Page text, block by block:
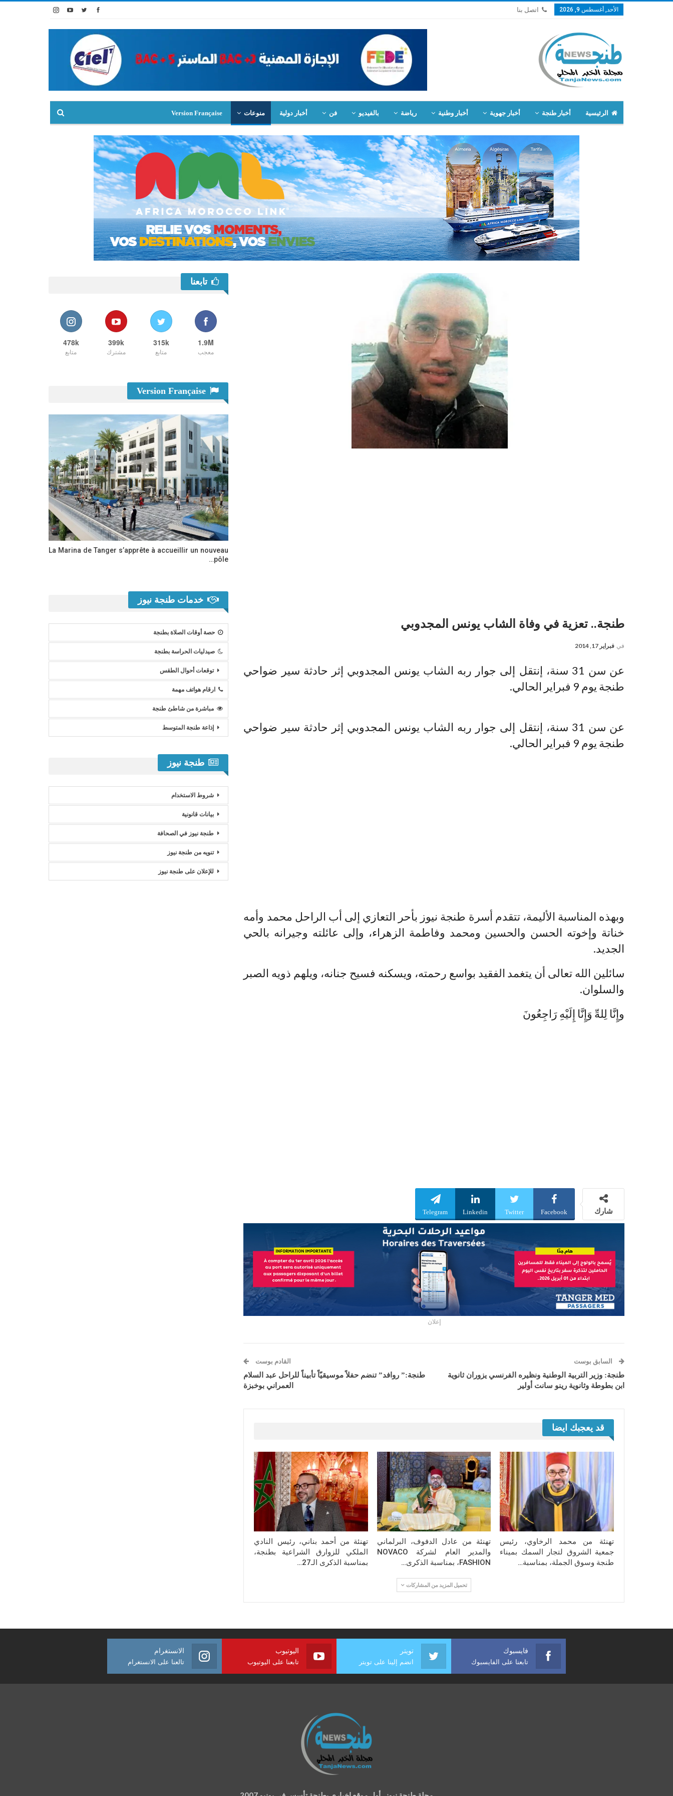
الأحد, أغسطس 9, 2026 اتصل بنا
الرئيسية أخبار طنجة أخبار جهوية أخبار وطنية رياضة بالفيديو فن أخبار دولية منوعات Version Française
طنجة.. تعزية في وفاة الشاب يونس المجدوبي
في فبراير 17, 2014
عن سن 31 سنة، إنتقل إلى جوار ربه الشاب يونس المجدوبي إثر حادثة سير ضواحي
طنجة يوم 9 فبراير الحالي.
عن سن 31 سنة، إنتقل إلى جوار ربه الشاب يونس المجدوبي إثر حادثة سير ضواحي
طنجة يوم 9 فبراير الحالي.
وبهذه المناسبة الأليمة، تتقدم أسرة طنجة نيوز بأحر التعازي إلى أب الراحل محمد وأمه
خناتة وإخوته الحسن والحسين ومحمد وفاطمة الزهراء، وإلى عائلته وجيرانه بالحي
الجديد.
سائلين الله تعالى أن يتغمد الفقيد بواسع رحمته، ويسكنه فسيح جنانه، ويلهم ذويه الصبر
والسلوان.
وإِنَّا لِلهِّ وَإِنَّا إِلَيْهِ رَاجِعُونَ
شارك Facebook
Twitter
Linkedin
Telegram
إعلان
السابق بوست
طنجة: وزير التربية الوطنية ونظيره الفرنسي يزوران ثانوية
ابن بطوطة وثانوية رينو سانت أولير
القادم بوست
طنجة:” روافد” تنضم حفلاً موسيقيّاً تأبيناً للراحل عبد السلام
العمراني بوخبزة
قد يعجبك ايضا
تهنئة من محمد الرخاوي، رئيس
جمعية الشروق لتجار السمك بميناء
طنجة وسوق الجملة، بمناسبة…
تهنئة من عادل الدفوف، البرلماني
والمدير العام لشركة NOVACO
FASHION، بمناسبة الذكرى…
تهنئة من أحمد بناني، رئيس النادي
الملكي للزوارق الشراعية بطنجة،
بمناسبة الذكرى الـ27…
تحميل المزيد من المشاركات
تابعنا
1.9M
معجب
315k
متابع
399k
مشترك
478k
متابع
La Marina de Tanger s’apprête à accueillir un nouveau
pôle…
خدمات طنجة نيوز
حصة أوقات الصلاة بطنجة
صيدليات الحراسة بطنجة
توقعات أحوال الطقس
ارقام هواتف مهمة
مباشرة من شاطئ طنجة
إذاعة طنجة المتوسط
طنجة نيوز
شروط الاستخدام
بيانات قانونية
طنجة نيوز في الصحافة
تنويه من طنجة نيوز
للإعلان على طنجة نيوز
فايسبوك
تابعنا على الفايسبوك
تويتر
انضم إلينا على تويتر
اليوتيوب
تابعنا على اليوتيوب
الانستغرام
تالعنا على الانستغرام